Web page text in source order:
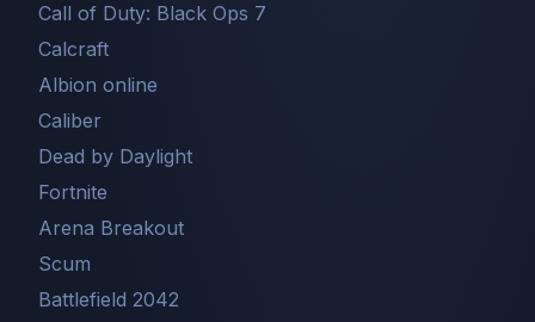
Call of Duty: Black Ops 7
Сalcraft
Albion online
Caliber
Dead by Daylight
Fortnite
Arena Breakout
Scum
Battlefield 2042